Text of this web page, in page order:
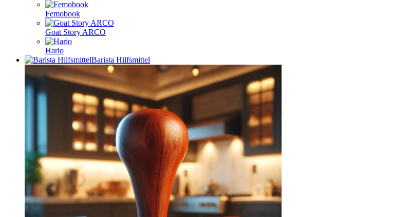
Femobook
Goat Story ARCO
Hario
Barista Hilfsmittel